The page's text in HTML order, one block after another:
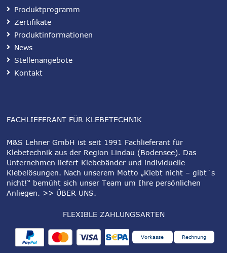
FACHLIEFERANT FÜR KLEBETECHNIK
M&S Lehner GmbH ist seit 1991 Fachlieferant für
Klebetechnik aus der Region Lindau (Bodensee). Das
Unternehmen liefert Klebebänder und individuelle
Klebelösungen. Nach unserem Motto „Klebt nicht – gibt´s
nicht!“ bemüht sich unser Team um Ihre persönlichen
Anliegen. >> ÜBER UNS.
FLEXIBLE ZAHLUNGSARTEN
Vorkasse Rechnung
Produktprogramm
Zertifikate
Produktinformationen
News
Stellenangebote
Kontakt